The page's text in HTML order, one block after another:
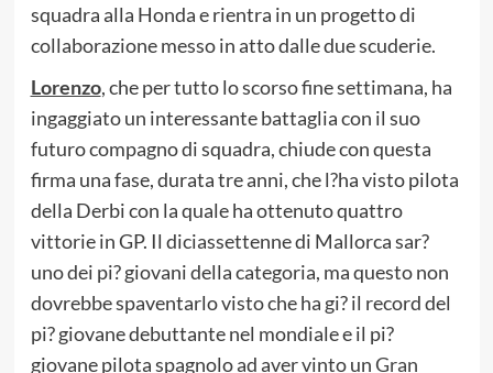
squadra alla Honda e rientra in un progetto di
collaborazione messo in atto dalle due scuderie.
Lorenzo, che per tutto lo scorso fine settimana, ha
ingaggiato un interessante battaglia con il suo
futuro compagno di squadra, chiude con questa
firma una fase, durata tre anni, che l?ha visto pilota
della Derbi con la quale ha ottenuto quattro
vittorie in GP. Il diciassettenne di Mallorca sar?
uno dei pi? giovani della categoria, ma questo non
dovrebbe spaventarlo visto che ha gi? il record del
pi? giovane debuttante nel mondiale e il pi?
giovane pilota spagnolo ad aver vinto unGran